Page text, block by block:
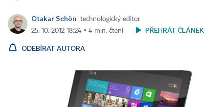
Otakar Schön
technologický editor
25. 10. 2012 18:24 ▪ 4 min. čtení
PŘEHRÁT ČLÁNEK
ODEBÍRAT AUTORA